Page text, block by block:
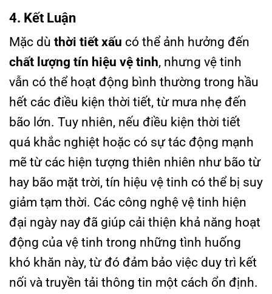
4. Kết Luận
Mặc dù thời tiết xấu có thể ảnh hưởng đến
chất lượng tín hiệu vệ tinh, nhưng vệ tinh
vẫn có thể hoạt động bình thường trong hầu
hết các điều kiện thời tiết, từ mưa nhẹ đến
bão lớn. Tuy nhiên, nếu điều kiện thời tiết
quá khắc nghiệt hoặc có sự tác động mạnh
mẽ từ các hiện tượng thiên nhiên như bão từ
hay bão mặt trời, tín hiệu vệ tinh có thể bị suy
giảm tạm thời. Các công nghệ vệ tinh hiện
đại ngày nay đã giúp cải thiện khả năng hoạt
động của vệ tinh trong những tình huống
khó khăn này, từ đó đảm bảo việc duy trì kết
nối và truyền tải thông tin một cách ổn định.